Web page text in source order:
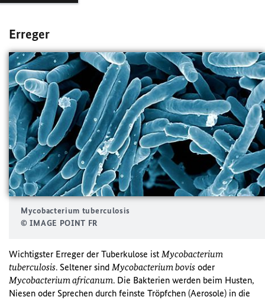
Erreger
Mycobacterium tuberculosis
© IMAGE POINT FR
Wichtigster Erreger der Tuberkulose ist Mycobacterium
tuberculosis. Seltener sind Mycobacterium bovis oder
Mycobacterium africanum. Die Bakterien werden beim Husten,
Niesen oder Sprechen durch feinste Tröpfchen (Aerosole) in die